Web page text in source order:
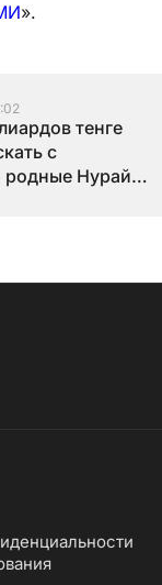
».
тенге
с
родные Нурай